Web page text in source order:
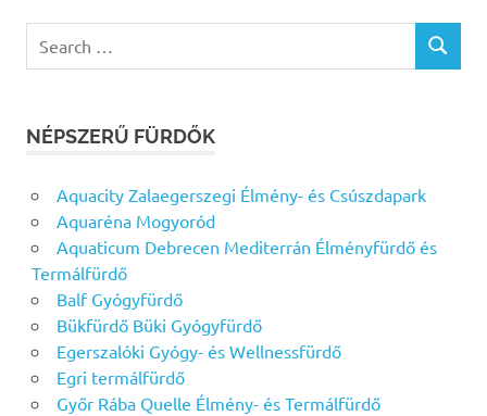
SEARCH
NÉPSZERŰ FÜRDŐK
Aquacity Zalaegerszegi Élmény- és Csúszdapark
Aquaréna Mogyoród
Aquaticum Debrecen Mediterrán Élményfürdő és
Termálfürdő
Balf Gyógyfürdő
Bükfürdő Büki Gyógyfürdő
Egerszalóki Gyógy- és Wellnessfürdő
Egri termálfürdő
Győr Rába Quelle Élmény- és Termálfürdő